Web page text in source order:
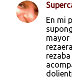
C
En mi
mayor